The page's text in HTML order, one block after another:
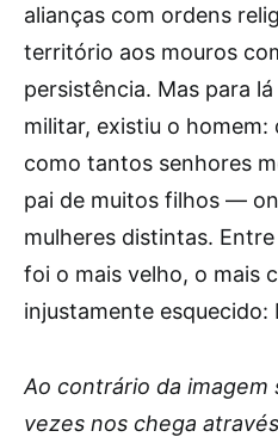
alianças com ordens
território aos mouros
persistência. Mas para
militar, existiu o
como tantos senhores
pai de muitos filhos —
mulheres distintas.
foi o mais velho, o mais
injustamente esquecido:
Ao contrário da imagem
vezes nos chega